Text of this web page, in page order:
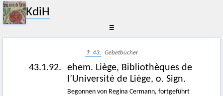
KdiH
☰
↑ 43. Gebetbücher
43.1.92.
ehem. Liège, Bibliothèques de
l’Université de Liège, o. Sign.
Begonnen von Regina Cermann, fortgeführt